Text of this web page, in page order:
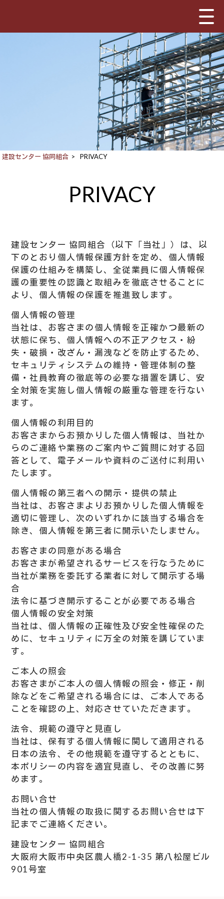
建設センター 協同組合 > PRIVACY
PRIVACY
建設センター 協同組合（以下「当社」）は、以
下のとおり個人情報保護方針を定め、個人情報
保護の仕組みを構築し、全従業員に個人情報保
護の重要性の認識と取組みを徹底させることに
より、個人情報の保護を推進致します。
個人情報の管理
当社は、お客さまの個人情報を正確かつ最新の
状態に保ち、個人情報への不正アクセス・紛
失・破損・改ざん・漏洩などを防止するため、
セキュリティシステムの維持・管理体制の整
備・社員教育の徹底等の必要な措置を講じ、安
全対策を実施し個人情報の厳重な管理を行ない
ます。
個人情報の利用目的
お客さまからお預かりした個人情報は、当社か
らのご連絡や業務のご案内やご質問に対する回
答として、電子メールや資料のご送付に利用い
たします。
個人情報の第三者への開示・提供の禁止
当社は、お客さまよりお預かりした個人情報を
適切に管理し、次のいずれかに該当する場合を
除き、個人情報を第三者に開示いたしません。
お客さまの同意がある場合
お客さまが希望されるサービスを行なうために
当社が業務を委託する業者に対して開示する場
合
法令に基づき開示することが必要である場合
個人情報の安全対策
当社は、個人情報の正確性及び安全性確保のた
めに、セキュリティに万全の対策を講じていま
す。
ご本人の照会
お客さまがご本人の個人情報の照会・修正・削
除などをご希望される場合には、ご本人である
ことを確認の上、対応させていただきます。
法令、規範の遵守と見直し
当社は、保有する個人情報に関して適用される
日本の法令、その他規範を遵守するとともに、
本ポリシーの内容を適宜見直し、その改善に努
めます。
お問い合せ
当社の個人情報の取扱に関するお問い合せは下
記までご連絡ください。
建設センター 協同組合
大阪府大阪市中央区農人橋2-1-35 第八松屋ビル
901号室